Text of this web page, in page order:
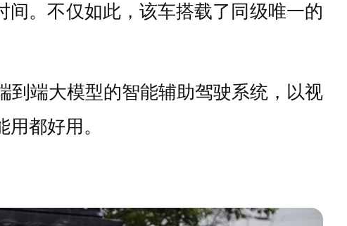
间。不仅如此，该车搭载了同级唯一的
到端大模型的智能辅助驾驶系统，以视
都好用。